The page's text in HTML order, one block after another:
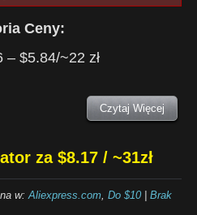
Ceny:
– $5.84/~22 zł
Czytaj Więcej
za $8.17 / ~31zł
w:Aliexpress.com, Do $10| Brak